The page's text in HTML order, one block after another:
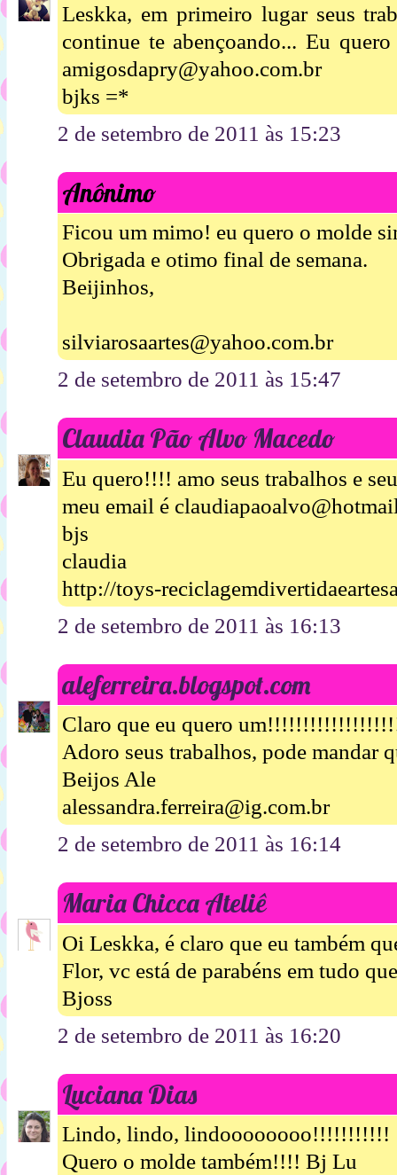
Leskka, em primeiro lugar seus
continue te abençoando... Eu
amigosdapry@yahoo.com.br
bjks =*
2 de setembro de 2011 às 15:23
Anônimo
Ficou um mimo! eu quero o molde
Obrigada e otimo final de semana.
Beijinhos,
silviarosaartes@yahoo.com.br
2 de setembro de 2011 às 15:47
Claudia Pão Alvo Macedo
Eu quero!!!! amo seus trabalhos e
meu email é
bjs
claudia
http://toys-
2 de setembro de 2011 às 16:13
aleferreira.blogspot.com
Claro que eu quero
Adoro seus trabalhos, pode mandar
Beijos Ale
alessandra.ferreira@ig.com.br
2 de setembro de 2011 às 16:14
Maria Chicca Ateliê
Oi Leskka, é claro que eu também
Flor, vc está de parabéns em tudo
Bjoss
2 de setembro de 2011 às 16:20
Luciana Dias
Lindo, lindo, lindoooooooo!!!!!!!!!!!
Quero o molde também!!!! Bj Lu